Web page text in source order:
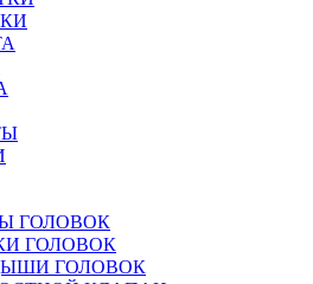
ГОЛОВОК
ГОЛОВОК
ГОЛОВОК